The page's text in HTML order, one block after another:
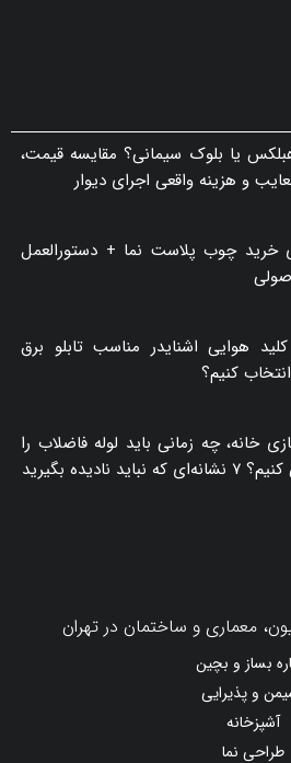
یا بلوک سیمانی؟ مقایسه قیمت،
و هزینه واقعی اجرای دیوار
خرید چوب پلاست نما + دستورالعمل
هوایی اشنایدر مناسب تابلو برق
کنیم؟
خانه، چه زمانی باید لوله فاضلاب را
نادیده بگیرید
معماری و ساختمان در تهران
بساز و بچین
و پذیرایی
آشپزخانه
طراحی نما